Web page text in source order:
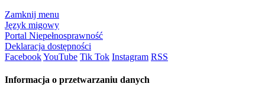
Zamknij menu
Język migowy
Portal Niepełnosprawność
Deklaracja dostępności
FacebookYouTube Tik Tok Instagram RSS
Informacja o przetwarzaniu danych